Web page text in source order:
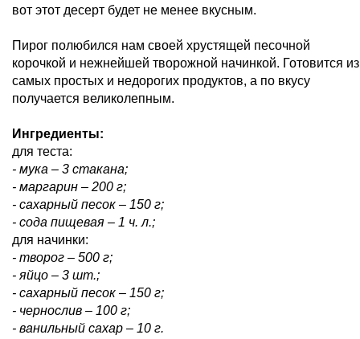
вот этот десерт будет не менее вкусным.
Пирог полюбился нам своей хрустящей песочной
корочкой и нежнейшей творожной начинкой. Готовится из
самых простых и недорогих продуктов, а по вкусу
получается великолепным.
Ингредиенты:
для теста:
- мука – 3 стакана;
- маргарин – 200 г;
- сахарный песок – 150 г;
- сода пищевая – 1 ч. л.;
для начинки:
- творог – 500 г;
- яйцо – 3 шт.;
- сахарный песок – 150 г;
- чернослив – 100 г;
- ванильный сахар – 10 г.